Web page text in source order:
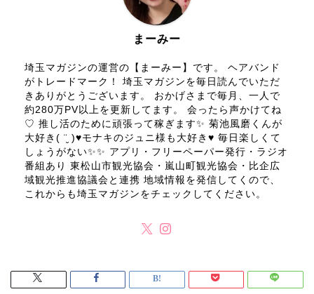
まーみー
埼玉マガジンの運営の【まーみー】です。 ヘアバンド
がトレードマーク！ 埼玉マガジンを毎日読んでいただ
きありがとうございます。 おかげさまで毎月、一人で
約280万PV以上を更新してます。 会ったら声かけてね
♡ 推し活のために頑張って稼ぎます✨ 菊池風磨くんが
大好き( ¨̮ )♥モナキのジュニ様も大好き♥ 毎日楽しくて
しょうがない✨✨ アプリ・フリーペーパー発行・ラジオ
番組あり 東松山市観光協会・嵐山町観光協会・比企広
域観光推進協議会と連携 地域情報を発信してくので、
これからも埼玉マガジンをチェックしてください。